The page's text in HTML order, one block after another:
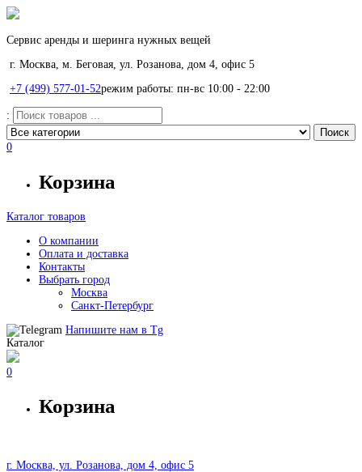
Сервис аренды и шеринга нужных вещей
г. Москва, м. Беговая, ул. Розанова, дом 4, офис 5
+7 (499) 577-01-52режим работы: пн-вс 10:00 - 22:00
:
0
Корзина
Каталог товаров
О компании
Оплата и доставка
Контакты
Выбрать город
Москва
Санкт-Петербург
Напишите нам в Tg
Каталог
0
Корзина
г. Москва, ул. Розанова, дом 4, офис 5